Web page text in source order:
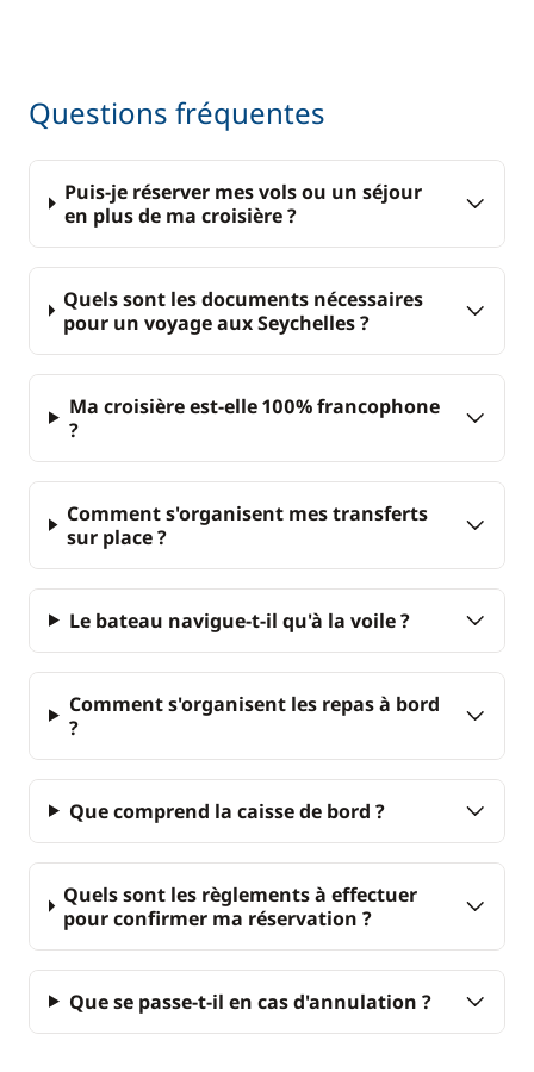
Questions fréquentes
Puis-je réserver mes vols ou un séjour
en plus de ma croisière ?
Quels sont les documents nécessaires
pour un voyage aux Seychelles ?
Ma croisière est-elle 100% francophone
?
Comment s'organisent mes transferts
sur place ?
Le bateau navigue-t-il qu'à la voile ?
Comment s'organisent les repas à bord
?
Que comprend la caisse de bord ?
Quels sont les règlements à effectuer
pour confirmer ma réservation ?
Que se passe-t-il en cas d'annulation ?